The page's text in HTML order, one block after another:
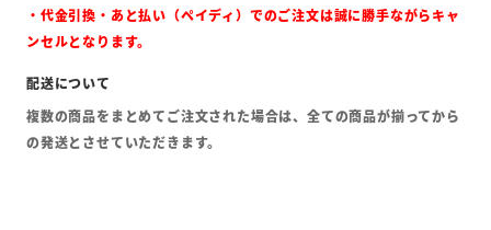
・代金引換・あと払い（ペイディ）でのご注文は誠に勝手ながらキャ
ンセルとなります。
複数の商品をまとめてご注文された場合は、全ての商品が揃ってから
の発送とさせていただきます。